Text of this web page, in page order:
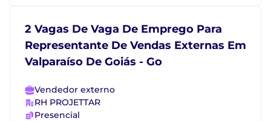
2 Vagas De Vaga De Emprego Para
Representante De Vendas Externas Em
Valparaíso De Goiás - Go
Vendedor externo
RH PROJETTAR
Presencial